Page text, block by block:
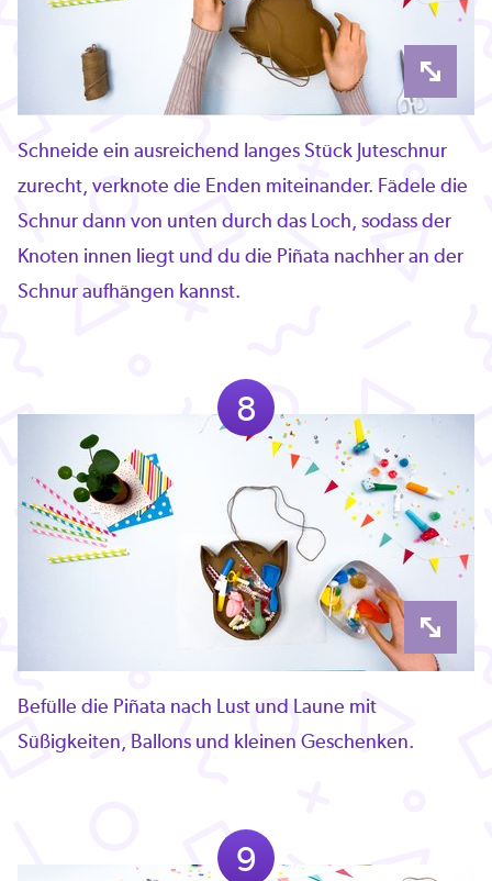
Schneide ein ausreichend langes Stück Juteschnur
zurecht, verknote die Enden miteinander. Fädele die
Schnur dann von unten durch das Loch, sodass der
Knoten innen liegt und du die Piñata nachher an der
Schnur aufhängen kannst.
8
Befülle die Piñata nach Lust und Laune mit
Süßigkeiten, Ballons und kleinen Geschenken.
9